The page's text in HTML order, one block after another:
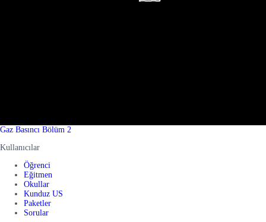
Gaz Basıncı Bölüm 2
Kullanıcılar
Öğrenci
Eğitmen
Okullar
Kunduz US
Paketler
Sorular